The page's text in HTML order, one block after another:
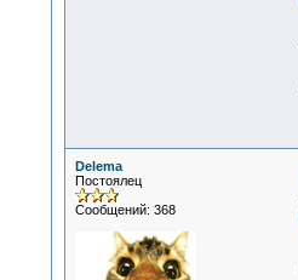
Delema
Постоялец
Сообщений: 368